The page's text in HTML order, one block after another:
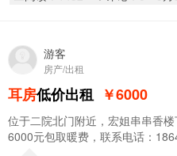
游客
房产/出租
耳房低价出租 ￥6000
位于二院北门附近，宏姐串串香
6000元包取暖费，联系电话：